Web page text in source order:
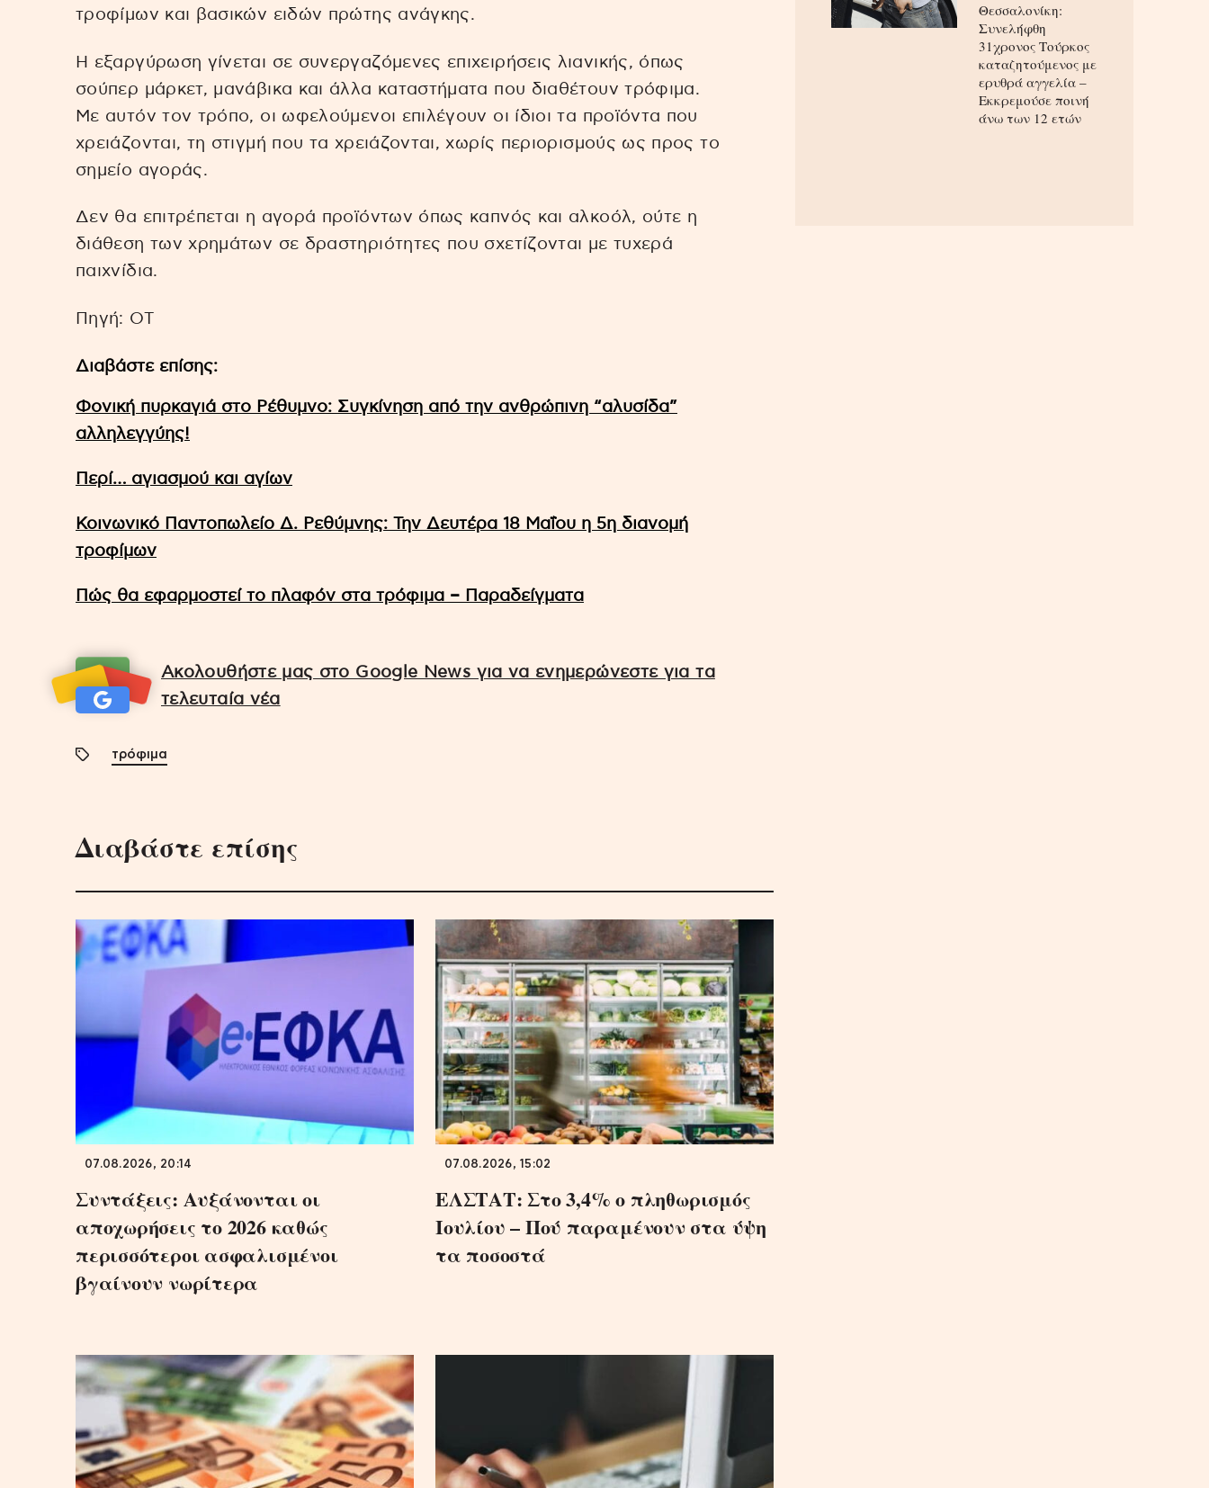
τροφίμων και βασικών ειδών πρώτης ανάγκης.
Η εξαργύρωση γίνεται σε συνεργαζόμενες επιχειρήσεις λιανικής, όπως
σούπερ μάρκετ, μανάβικα και άλλα καταστήματα που διαθέτουν τρόφιμα.
Με αυτόν τον τρόπο, οι ωφελούμενοι επιλέγουν οι ίδιοι τα προϊόντα που
χρειάζονται, τη στιγμή που τα χρειάζονται, χωρίς περιορισμούς ως προς το
σημείο αγοράς.
Δεν θα επιτρέπεται η αγορά προϊόντων όπως καπνός και αλκοόλ, ούτε η
διάθεση των χρημάτων σε δραστηριότητες που σχετίζονται με τυχερά
παιχνίδια.
Πηγή: OT
Διαβάστε επίσης:
Φονική πυρκαγιά στο Ρέθυμνο: Συγκίνηση από την ανθρώπινη “αλυσίδα”
αλληλεγγύης!
Περί… αγιασμού και αγίων
Κοινωνικό Παντοπωλείο Δ. Ρεθύμνης: Την Δευτέρα 18 Μαΐου η 5η διανομή
τροφίμων
Πώς θα εφαρμοστεί το πλαφόν στα τρόφιμα – Παραδείγματα
Ακολουθήστε μας στο Google News για να ενημερώνεστε για τα
τελευταία νέα
τρόφιμα
Διαβάστε επίσης
07.08.2026, 20:14
Συντάξεις: Αυξάνονται οι
αποχωρήσεις το 2026 καθώς
περισσότεροι ασφαλισμένοι
βγαίνουν νωρίτερα
07.08.2026, 15:02
ΕΛΣΤΑΤ: Στο 3,4% ο πληθωρισμός
Ιουλίου – Πού παραμένουν στα ύψη
τα ποσοστά
Θεσσαλονίκη:
Συνελήφθη
31χρονος Τούρκος
καταζητούμενος με
ερυθρά αγγελία –
Εκκρεμούσε ποινή
άνω των 12 ετών